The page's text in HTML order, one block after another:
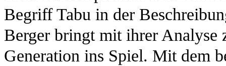
Begriff Tabu in der
Berger bringt mit ihrer Analyse
Generation ins Spiel. Mit dem